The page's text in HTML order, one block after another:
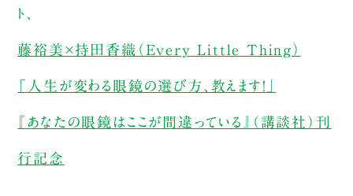
ト、
藤裕美×持田香織（Every Little Thing）
「人生が変わる眼鏡の選び方、教えます！」
『あなたの眼鏡はここが間違っている』（講談社）刊
行記念